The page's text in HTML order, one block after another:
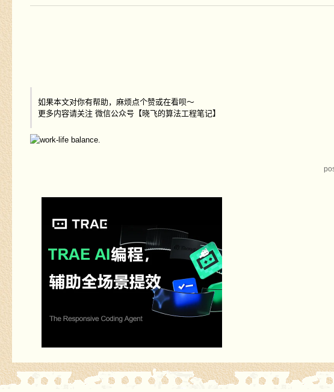
如果本文对你有帮助，麻烦点个赞或在看呗～
更多内容请关注 微信公众号【晓飞的算法工程笔记】